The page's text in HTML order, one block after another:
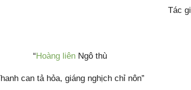
Tác
“Hoàng liênNgô thù
can tả hỏa, giáng nghịch chỉ nôn”